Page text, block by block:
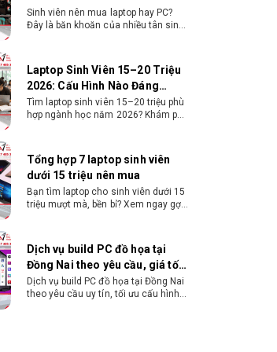
Sinh viên nên mua laptop hay PC?
Đây là băn khoăn của nhiều tân sinh
Laptop Sinh Viên 15–20 Triệu
2026: Cấu Hình Nào Đáng
Tiền?
Tìm laptop sinh viên 15–20 triệu phù
hợp ngành học năm 2026? Khám phá
Tổng hợp 7 laptop sinh viên
dưới 15 triệu nên mua
Bạn tìm laptop cho sinh viên dưới 15
triệu mượt mà, bền bỉ? Xem ngay gợi
Dịch vụ build PC đồ họa tại
Đồng Nai theo yêu cầu, giá tốt,
uy tín
Dịch vụ build PC đồ họa tại Đồng Nai
theo yêu cầu uy tín, tối ưu cấu hình